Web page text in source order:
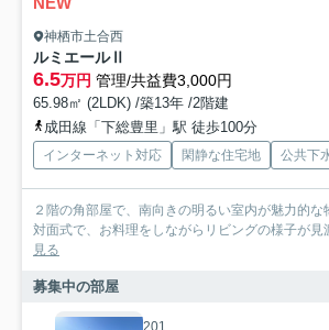
神栖市土合西
ルミエールⅡ
6.5万円 管理/共益費3,000円
65.98㎡ (2LDK) /築13年 /2階建
成田線「下総豊里」駅 徒歩100分
インターネット対応 閑静な住宅地 公共下
２階の角部屋で、南向きの明るい室内が魅力的な
対面式で、お料理をしながらリビングの様子が見
見る
募集中の部屋